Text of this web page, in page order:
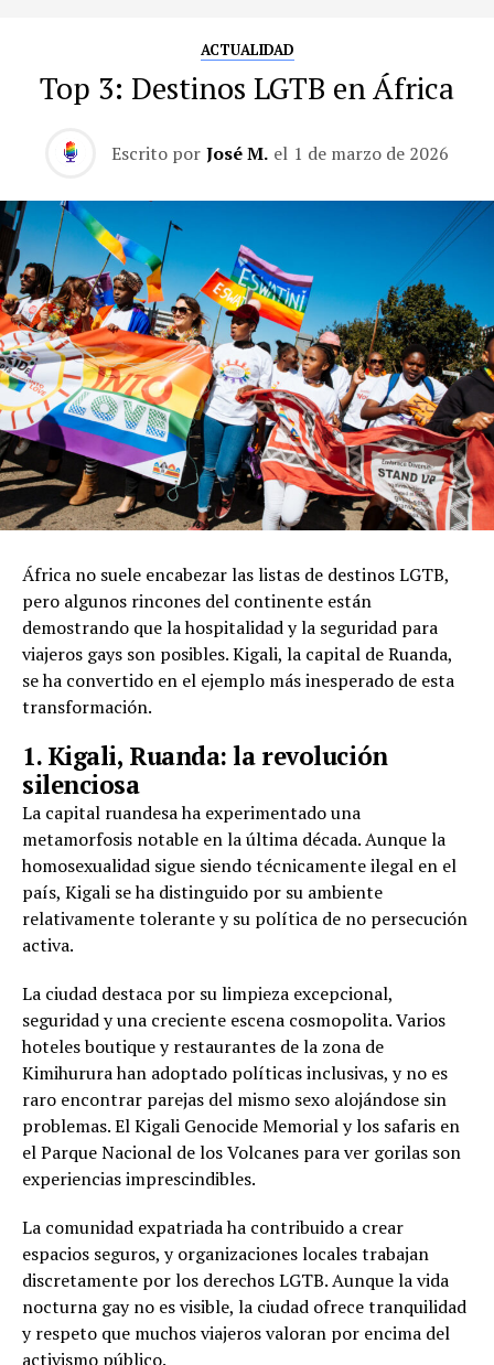
ACTUALIDAD
Top 3: Destinos LGTB en África
Escrito por José M. el 1 de marzo de 2026
África no suele encabezar las listas de destinos LGTB,
pero algunos rincones del continente están
demostrando que la hospitalidad y la seguridad para
viajeros gays son posibles. Kigali, la capital de Ruanda,
se ha convertido en el ejemplo más inesperado de esta
transformación.
1. Kigali, Ruanda: la revolución
silenciosa
La capital ruandesa ha experimentado una
metamorfosis notable en la última década. Aunque la
homosexualidad sigue siendo técnicamente ilegal en el
país, Kigali se ha distinguido por su ambiente
relativamente tolerante y su política de no persecución
activa.
La ciudad destaca por su limpieza excepcional,
seguridad y una creciente escena cosmopolita. Varios
hoteles boutique y restaurantes de la zona de
Kimihurura han adoptado políticas inclusivas, y no es
raro encontrar parejas del mismo sexo alojándose sin
problemas. El Kigali Genocide Memorial y los safaris en
el Parque Nacional de los Volcanes para ver gorilas son
experiencias imprescindibles.
La comunidad expatriada ha contribuido a crear
espacios seguros, y organizaciones locales trabajan
discretamente por los derechos LGTB. Aunque la vida
nocturna gay no es visible, la ciudad ofrece tranquilidad
y respeto que muchos viajeros valoran por encima del
activismo público.